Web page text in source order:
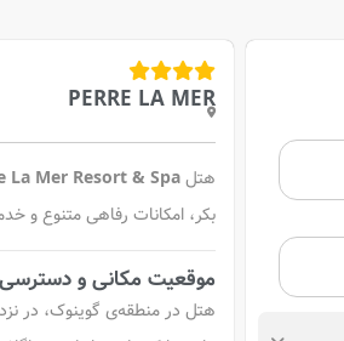
PERRE LA MER
هتلLa Mer Resort & Spa
بکر، امکانات رفاهی متنوع و
موقعیت مکانی و دسترسی
هتل در منطقه‌ی گوینوک، در